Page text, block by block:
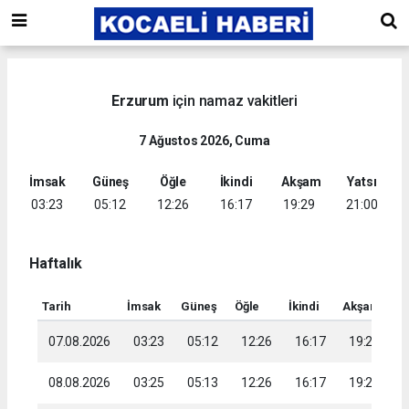
Erzurum için namaz vakitleri
7 Ağustos 2026, Cuma
İmsak
03:23
Güneş
05:12
Öğle
12:26
İkindi
16:17
Akşam
19:29
Yatsı
21:00
Haftalık
Tarih İmsak Güneş Öğle İkindi Akşam
07.08.2026 03:23 05:12 12:26 16:17 19:29
08.08.2026 03:25 05:13 12:26 16:17 19:28